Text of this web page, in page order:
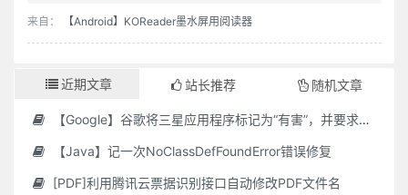
来自： 【Android】KOReader墨水屏用阅读器
近期文章 站长推荐 随机文章
【Google】谷歌将三星应用程序标记为“有害”，并要求用户删除它们
【Java】记一次NoClassDefFoundError错误修复
[PDF]利用腾讯云票据识别接口自动修改PDF文件名